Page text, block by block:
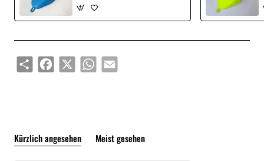
ShareFacebook
X WhatsAppEmail
Kürzlich angesehen Meist gesehen